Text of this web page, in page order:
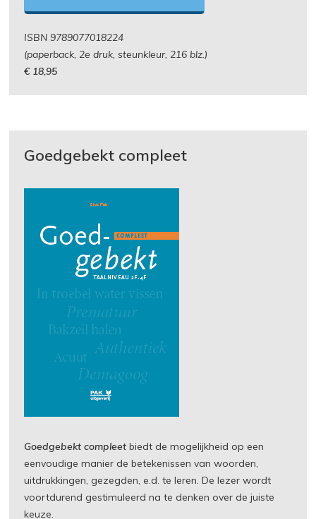
ISBN 9789077018224
(paperback, 2e druk, steunkleur, 216 blz.)
€ 18,95
Goedgebekt compleet
Goedgebekt compleet biedt de mogelijkheid op een
eenvoudige manier de betekenissen van woorden,
uitdrukkingen, gezegden, e.d. te leren. De lezer wordt
voortdurend gestimuleerd na te denken over de juiste
keuze.